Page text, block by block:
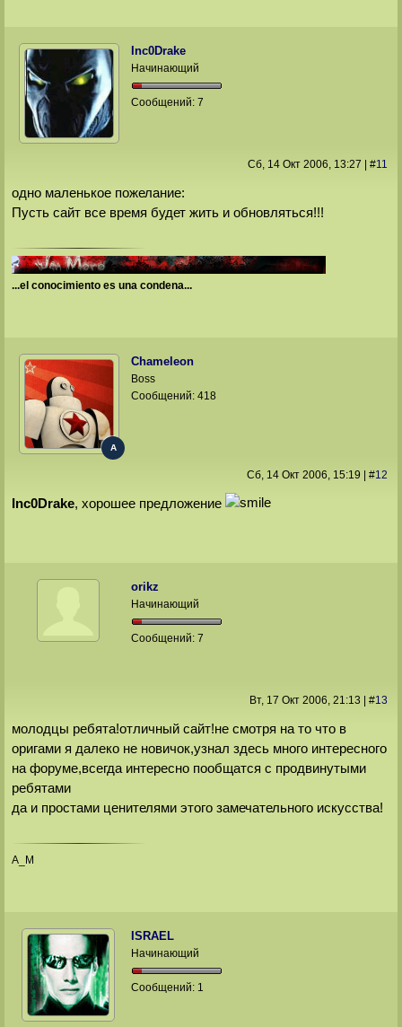
Inc0Drake
Начинающий
Сообщений:7
Сб, 14 Окт 2006, 13:27 #11
одно маленькое пожелание:
Пусть сайт все время будет жить и обновляться!!!
...el conocimiento es una condena...
Chameleon
A
Boss
Сообщений:418
Сб, 14 Окт 2006, 15:19 #12
Inc0Drake, хорошее предложение
orikz
Начинающий
Сообщений:7
Вт, 17 Окт 2006, 21:13 #13
молодцы ребята!отличный сайт!не смотря на то что в
оригами я далеко не новичок,узнал здесь много интересного
на форуме,всегда интересно пообщатся с продвинутыми
ребятами
да и простами ценителями этого замечательного искусства!
A_M
ISRAEL
Начинающий
Сообщений: 1